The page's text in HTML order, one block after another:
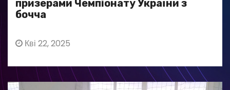
призерами Чемпіонату України з
бочча
Кві 22, 2025